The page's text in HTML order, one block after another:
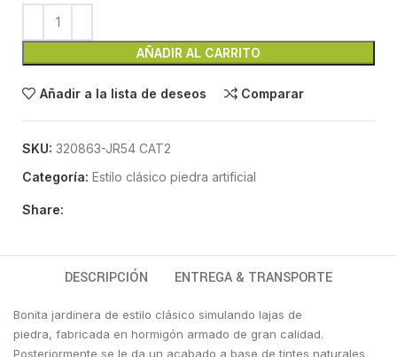
AÑADIR AL CARRITO
Añadir a la lista de deseos Comparar
SKU: 320863-JR54 CAT2
Categoría: Estilo clásico piedra artificial
Share:
DESCRIPCIÓN ENTREGA & TRANSPORTE
Bonita jardinera de estilo clásico simulando lajas de
piedra, fabricada en hormigón armado de gran calidad.
Posteriormente se le da un acabado a base de tintes naturales